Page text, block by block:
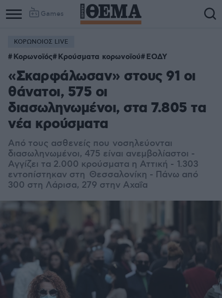
Games
ΚΟΡΩΝΟΙΟΣ LIVE
Κορωνοϊός Κρούσματα κορωνοϊού ΕΟΔΥ
«Σκαρφάλωσαν» στους 91 οι
θάνατοι, 575 οι
διασωληνωμένοι, στα 7.805 τα
νέα κρούσματα
Από τους ασθενείς που νοσηλεύονται
διασωληνωμένοι, 475 είναι ανεμβολίαστοι -
Αγγίζει τα 2.000 κρούσματα η Αττική - 1.303
εντοπίστηκαν στη Θεσσαλονίκη - Πάνω από
300 στη Λάρισα, 279 στην Αχαΐα